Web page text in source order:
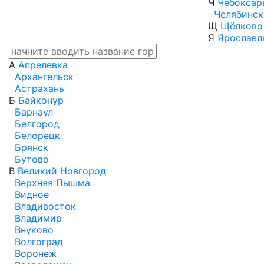
Ч
Челябинск
Щ Щёлково
Я
А Апрелевка
Архангельск
Астрахань
Б Байконур
Барнаул
Белгород
Белорецк
Брянск
Бутово
В Великий Новгород
Верхняя Пышма
Видное
Владивосток
Владимир
Внуково
Волгоград
Воронеж